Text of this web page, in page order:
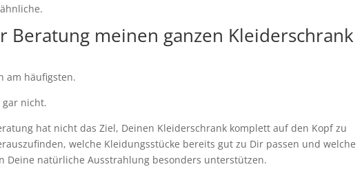
Beratung meinen ganzen Kleiderschrank
am häufigsten.
gar nicht.
hat nicht das Ziel, Deinen Kleiderschrank komplett auf den Kopf zu
welche Kleidungsstücke bereits gut zu Dir passen und welche
Deine natürliche Ausstrahlung besonders unterstützen.